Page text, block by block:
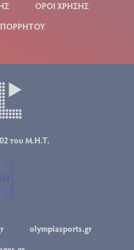
ΟΡΟΙ ΧΡΗΣΗΣ
του Μ.Η.Τ.
olympiasports.gr